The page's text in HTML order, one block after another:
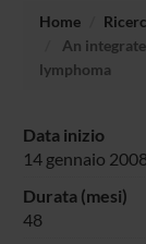
Home
An
lymphoma
Data inizio
14 gennaio
Durata (mesi)
48